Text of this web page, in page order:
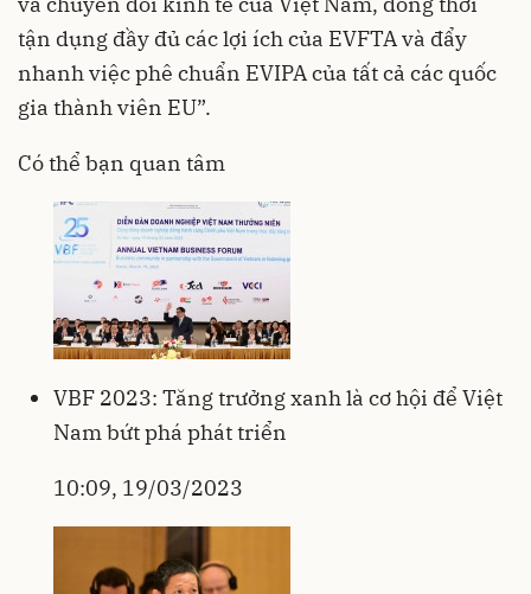
tận dụng đầy đủ các lợi ích của EVFTA và đẩy
nhanh việc phê chuẩn EVIPA của tất cả các quốc
gia thành viên EU”.
Có thể bạn quan tâm
VBF 2023: Tăng trưởng xanh là cơ hội để Việt
Nam bứt phá phát triển
10:09, 19/03/2023